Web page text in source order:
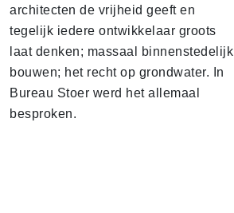
architecten de vrijheid geeft en
tegelijk iedere ontwikkelaar groots
laat denken; massaal binnenstedelijk
bouwen; het recht op grondwater. In
Bureau Stoer werd het allemaal
besproken.